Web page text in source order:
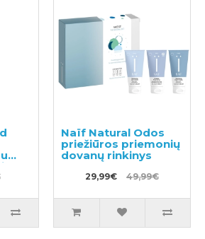
Naïf Natural Odos
priežiūros priemonių
dovanų rinkinys
29,99€ 49,99€